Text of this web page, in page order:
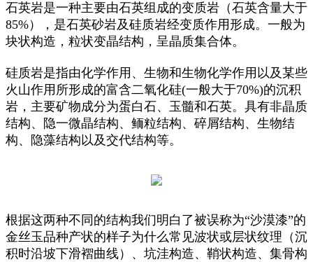
石英岩是一种主要由石英组成的变质岩（石英含量大于
85%），是石英砂岩及硅质岩经变质作用形成。一般为
块状构造，粒状变晶结构，呈晶质集合体。
硅质岩是指由化学作用、生物和生物化学作用以及某些
火山作用所形成的富含二氧化硅(一般大于70%)的沉积
岩，主要矿物成分为蛋白石、玉髓和石英。具有非晶质
结构、隐一微晶结构、鲕粒结构、碎屑结构、生物结
构、隐藻结构以及交代结构等。
根据这两种不同的结构我们明白了被误称为“沙漠漆”的
金丝玉品种产状的样子为什么常见波状或层状纹理（沉
积时沿坡下滑褶曲线）、坑洼构造、鞘状构造、集骨构